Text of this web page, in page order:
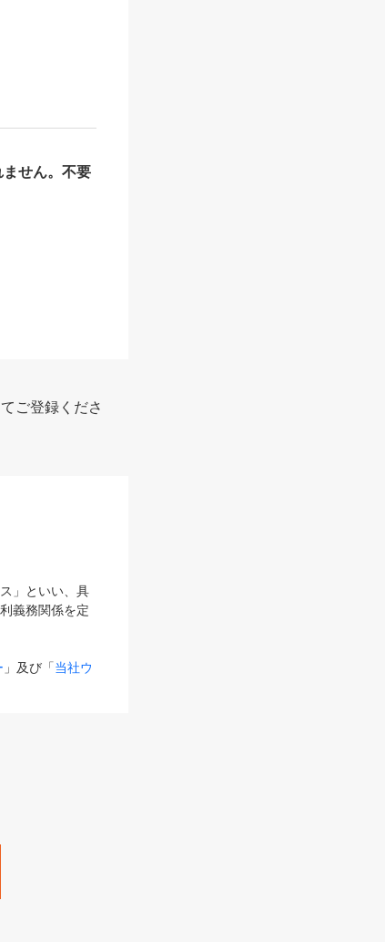
せん。不要
ご登録くださ
」といい、具
義務関係を定
」及び「当社ウ
サービスを含
HRzine」